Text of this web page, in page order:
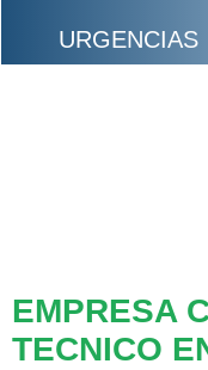
URGENCIAS
EMPRESA
TECNICO